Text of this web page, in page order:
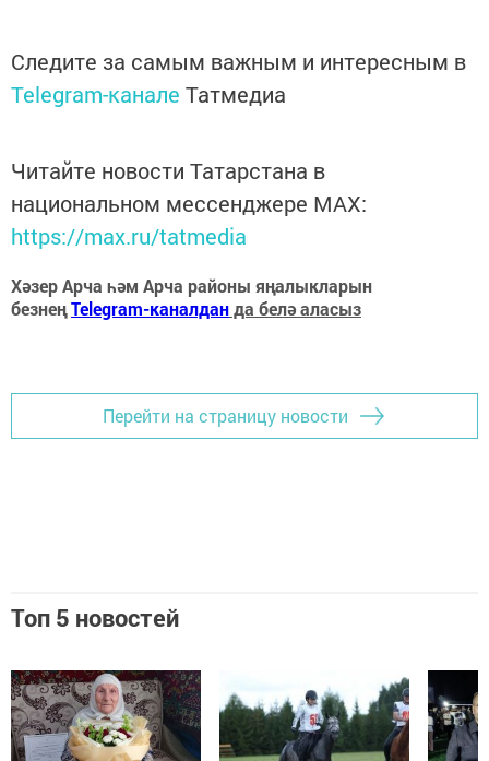
Следите за самым важным и интересным в
Telegram-канале Татмедиа
Читайте новости Татарстана в
национальном мессенджере MАХ:
https://max.ru/tatmedia
Хәзер Арча һәм Арча районы яңалыкларын
безнеңTelegram-каналданда белә аласыз
Перейти на страницу новости
Топ 5 новостей